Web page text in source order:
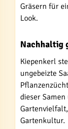
Gräsern für
Look.
Nachhaltig
Kiepenkerl
ungebeizte
dieser
Gartenkultur.